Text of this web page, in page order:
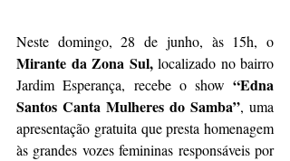
Mirante da Zona Sul, localizado no bairro
Jardim Esperança, recebe o show “Edna
Santos Canta Mulheres do Samba”, uma
apresentação gratuita que presta homenagem
às grandes vozes femininas responsáveis por